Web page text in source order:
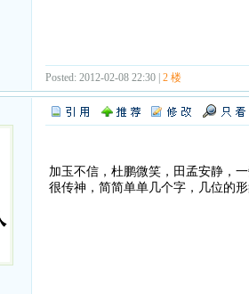
Posted: 2012-02-08 22:30 | 2 楼
加玉不信，杜鹏微笑，田孟安静，
很传神，简简单单几个字，几位的